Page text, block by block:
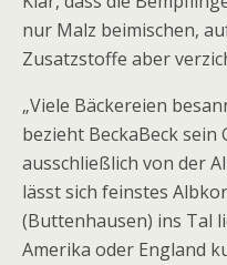
nur Malz beimischen,
Zusatzstoffe aber
„Viele Bäckereien
bezieht BeckaBeck sein
ausschließlich von der
lässt sich feinstes
(Buttenhausen) ins Tal
Amerika oder England